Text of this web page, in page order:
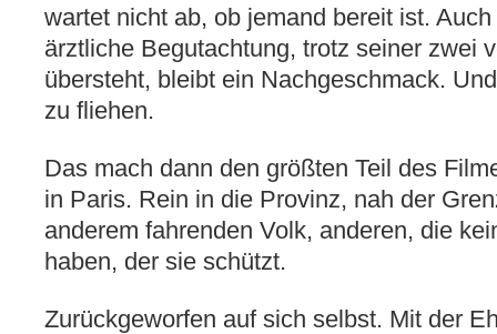
wartet nicht ab, ob jemand bereit ist.
ärztliche Begutachtung, trotz seiner zwei
übersteht, bleibt ein Nachgeschmack.
zu fliehen.
Das mach dann den größten Teil des
in Paris. Rein in die Provinz, nah der
anderem fahrenden Volk, anderen, die
haben, der sie schützt.
Zurückgeworfen auf sich selbst. Mit der